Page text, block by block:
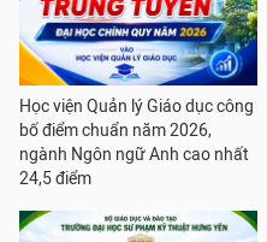
Học viện Quản lý Giáo dục công
bố điểm chuẩn năm 2026,
ngành Ngôn ngữ Anh cao nhất
24,5 điểm